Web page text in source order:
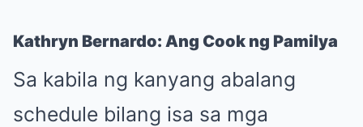
Kathryn Bernardo: Ang Cook ng Pamilya
Sa kabila ng kanyang abalang
schedule bilang isa sa mga